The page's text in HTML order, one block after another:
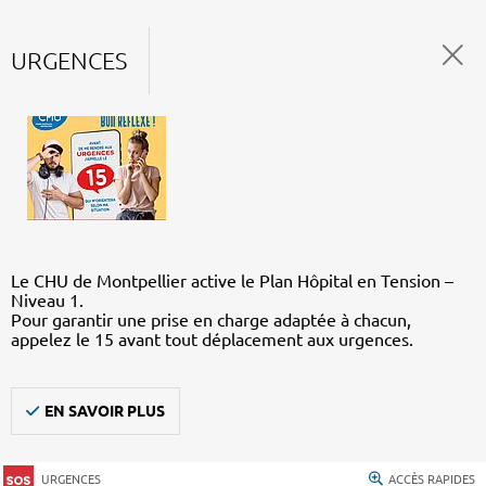
URGENCES
Le CHU de Montpellier active le Plan Hôpital en Tension –
Niveau 1.
Pour garantir une prise en charge adaptée à chacun,
appelez le 15 avant tout déplacement aux urgences.
EN SAVOIR PLUS
URGENCES ACCÈS RAPIDES